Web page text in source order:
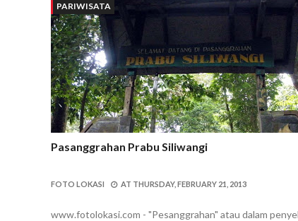
PARIWISATA
Pasanggrahan Prabu Siliwangi
FOTO LOKASI AT THURSDAY, FEBRUARY 21, 2013
www.fotolokasi.com - "Pesanggrahan" atau dalam